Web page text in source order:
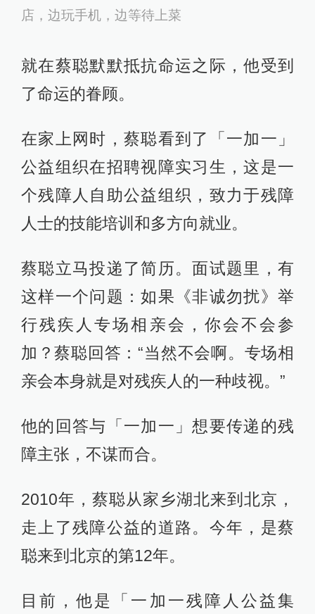
店，边玩手机，边等待上菜
就在蔡聪默默抵抗命运之际，他受到
了命运的眷顾。
在家上网时，蔡聪看到了「一加一」
公益组织在招聘视障实习生，这是一
个残障人自助公益组织，致力于残障
人士的技能培训和多方向就业。
蔡聪立马投递了简历。面试题里，有
这样一个问题：如果《非诚勿扰》举
行残疾人专场相亲会，你会不会参
加？蔡聪回答：“当然不会啊。专场相
亲会本身就是对残疾人的一种歧视。”
他的回答与「一加一」想要传递的残
障主张，不谋而合。
2010年，蔡聪从家乡湖北来到北京，
走上了残障公益的道路。今年，是蔡
聪来到北京的第12年。
目前，他是「一加一残障人公益集